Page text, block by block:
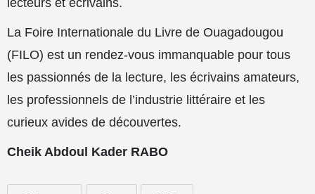
La Foire Internationale du Livre de Ouagadougou
(FILO) est un rendez-vous immanquable pour tous
les passionnés de la lecture, les écrivains amateurs,
les professionnels de l’industrie littéraire et les
curieux avides de découvertes.
Cheik Abdoul Kader RABO